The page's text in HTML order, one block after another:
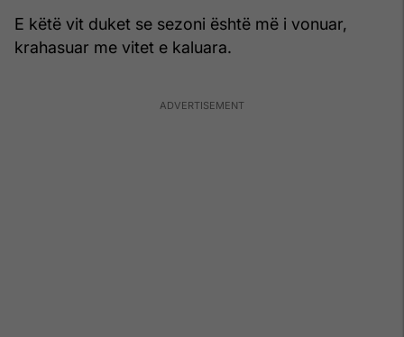
E këtë vit duket se sezoni është më i vonuar,
krahasuar me vitet e kaluara.